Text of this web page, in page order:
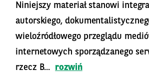
Niniejszy materiał stanowi
autorskiego,
wieloźródłowego przeglądu
internetowych sporządzanego
rzecz B...
rozwiń